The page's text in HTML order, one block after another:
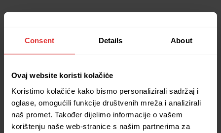
Consent Details About
Ovaj website koristi kolačiċe
Koristimo kolačiće kako bismo personalizirali sadržaj i
oglase, omogućili funkcije društvenih mreža i analizirali
naš promet. Također dijelimo informacije o vašem
korištenju naše web-stranice s našim partnerima za